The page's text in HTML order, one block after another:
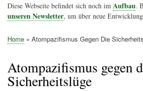
Diese Webseite befindet sich noch im Aufbau.
unseren Newsletter, um über neue
Home Atompazifismus Gegen Die
Atompazifismus gegen
Sicherheitslüge